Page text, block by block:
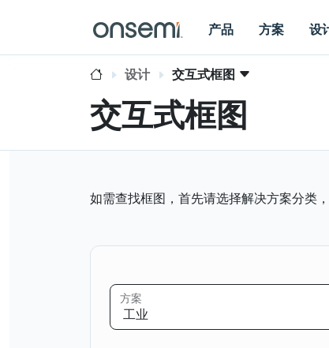
产品 方案 设
设计 交互式框图
交互式框图
如需查找框图，首先请选择解决方案分类
方案